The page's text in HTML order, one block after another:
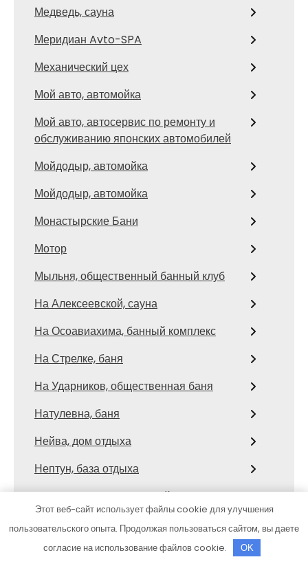
Медведь, сауна
Меридиан Avto-SPA
Механический цех
Мой авто, автомойка
Мой авто, автосервис по ремонту и
обслуживанию японских автомобилей
Мойдодыр, автомойка
Мойдодыр, автомойка
Монастырские Бани
Мотор
Мыльня, общественный банный клуб
На Алексеевской, сауна
На Осоавиахима, банный комплекс
На Стрелке, баня
На Ударников, общественная баня
Натулевна, баня
Нейва, дом отдыха
Нептун, база отдыха
Нефтяник, автосервисный комплекс
Ниагара, автомойка
Нижневартовец, СТО
Этот веб-сайт использует файлы cookie для улучшения
пользовательского опыта. Продолжая пользоваться сайтом, вы даете
согласие на использование файлов cookie.
OK